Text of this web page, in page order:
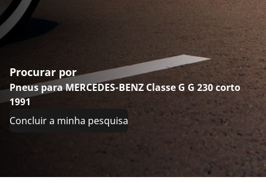
Procurar por
Pneus para MERCEDES-BENZ Classe G G 230 corto
1991
Concluir a minha pesquisa